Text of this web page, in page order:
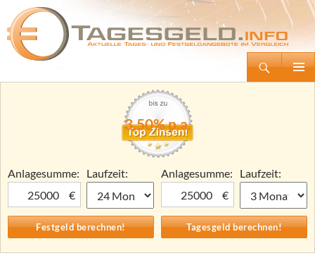
Tagesgeld.info – Tagesgeldkonten vergleichen und Tagesgeld-Zinsen berechnen
Zum
3,50% p.a.
Anlagesumme:
€
Laufzeit:
Anlagesumme:
€
Laufzeit: